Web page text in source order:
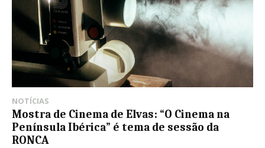
NOTÍCIAS
Mostra de Cinema de Elvas: “O Cinema na
Península Ibérica” é tema de sessão da
RONCA